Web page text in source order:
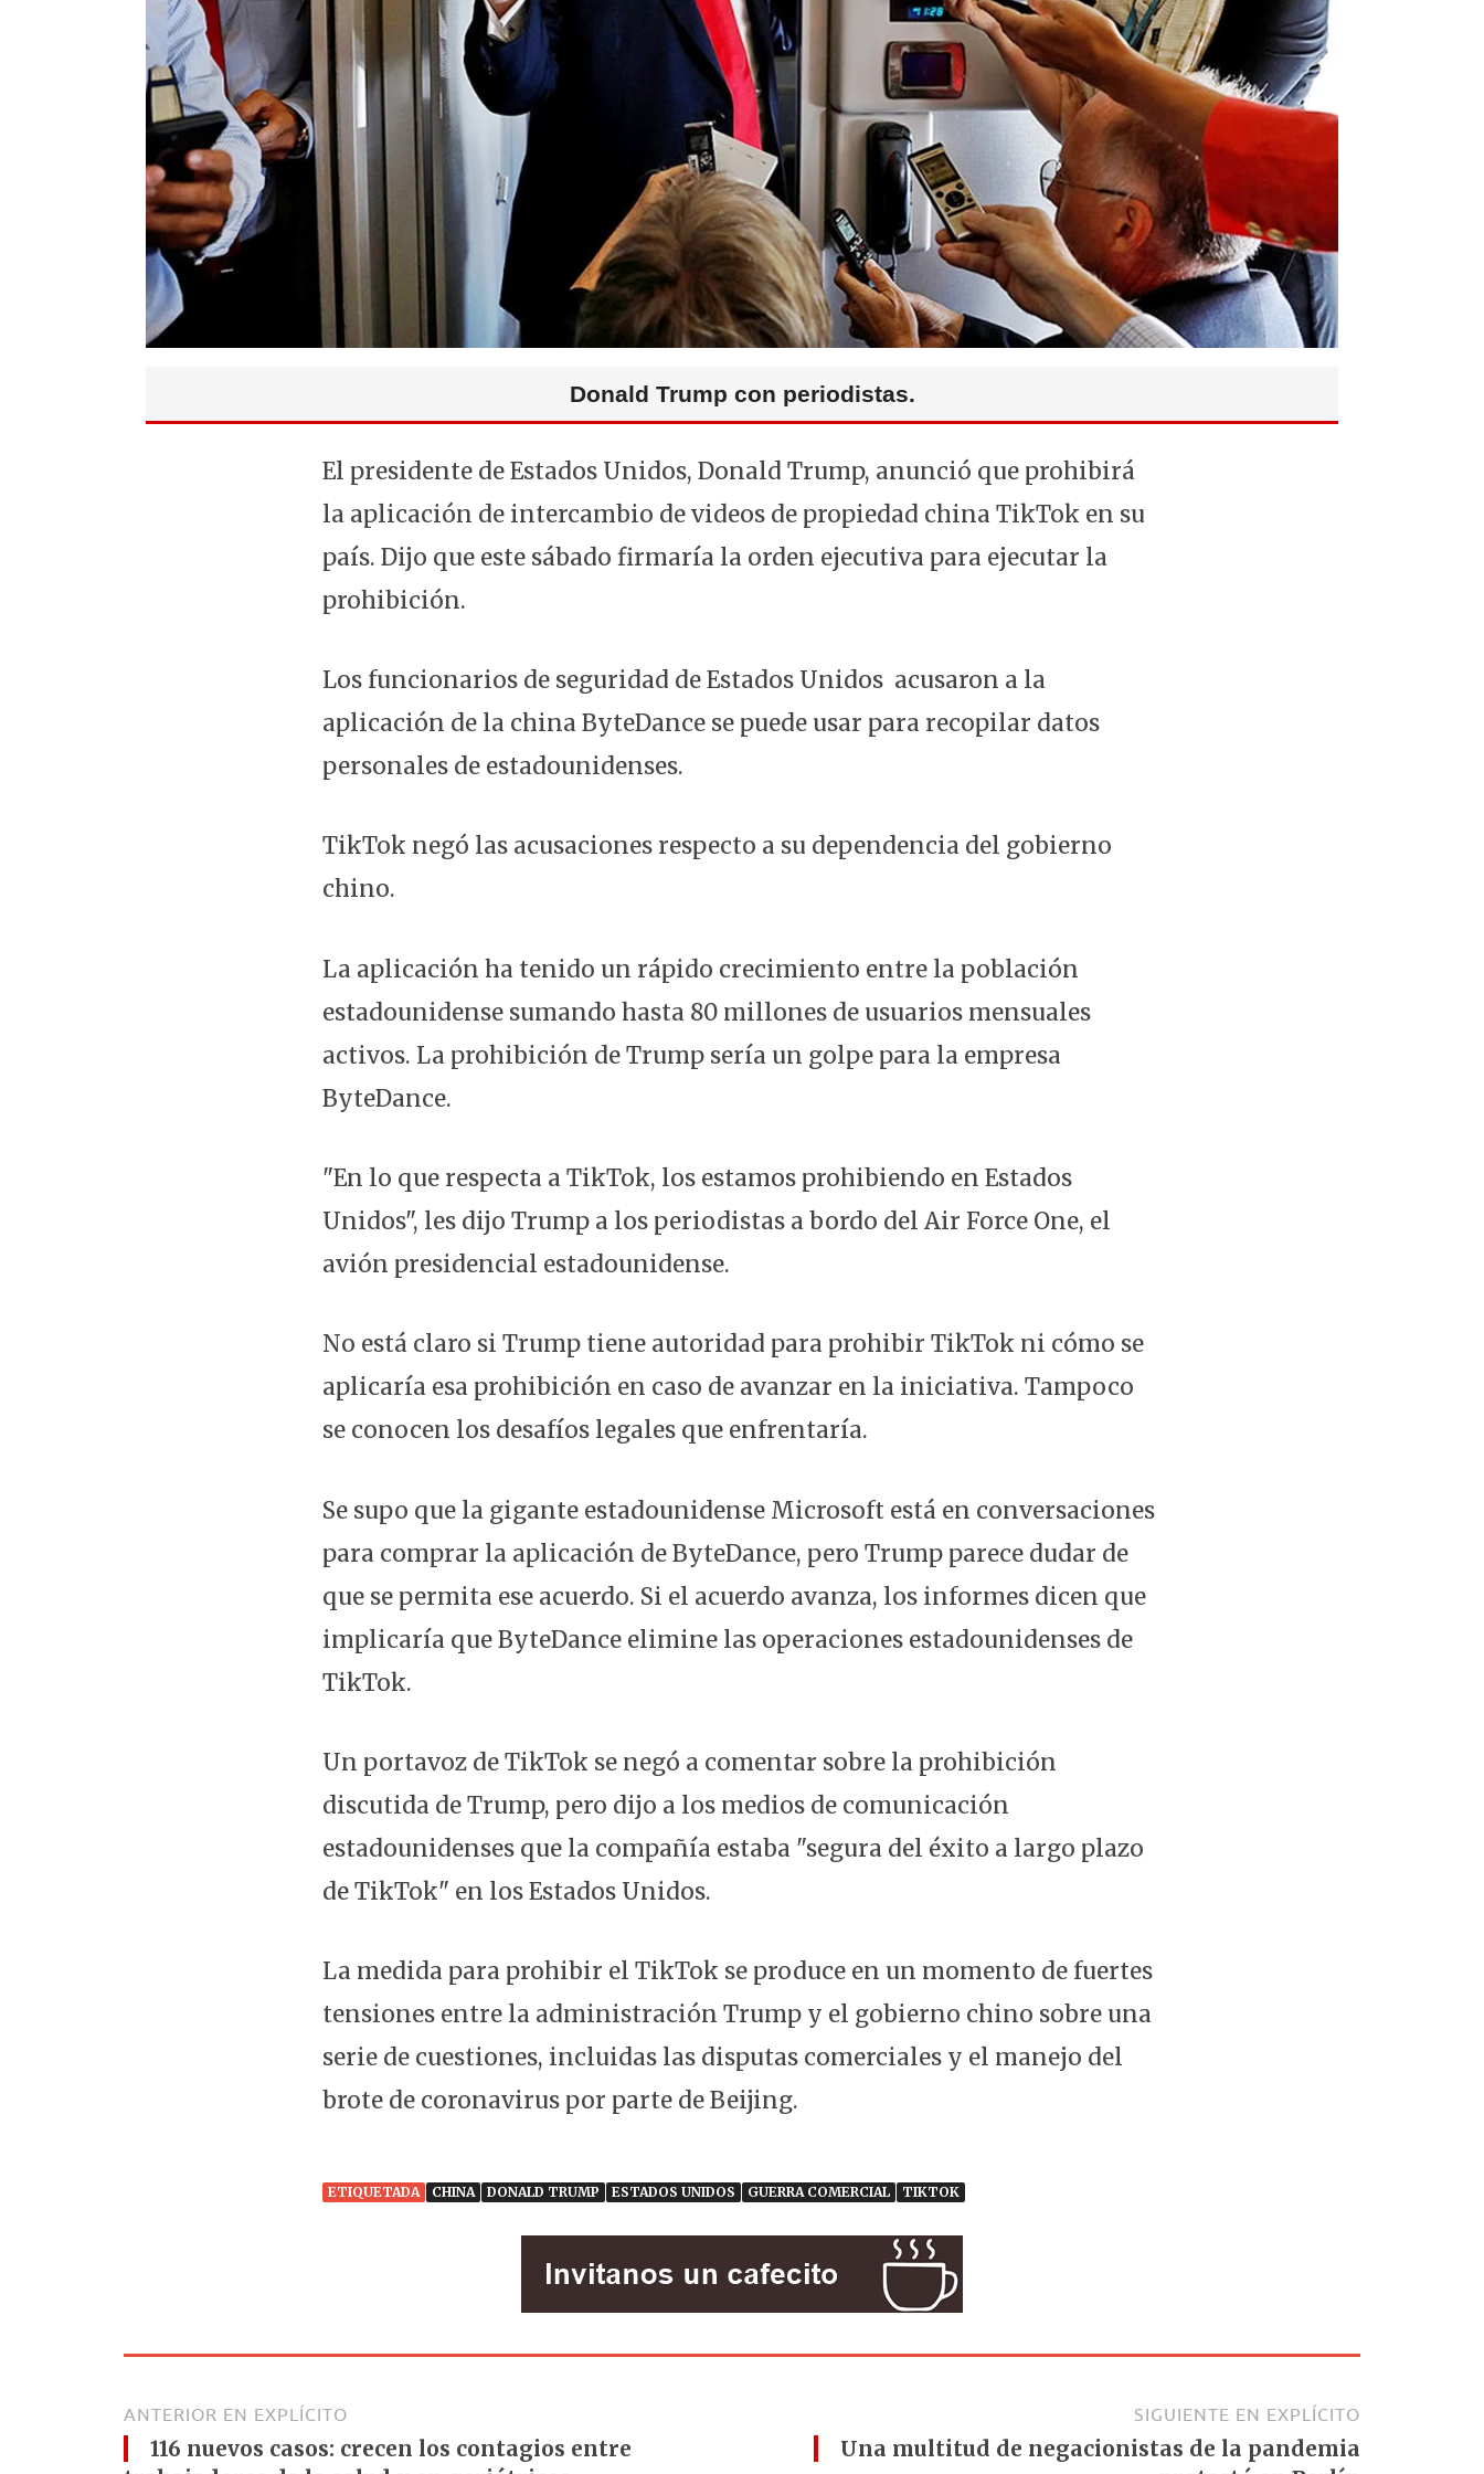
Donald Trump con periodistas.
El presidente de Estados Unidos, Donald Trump, anunció que prohibirá
la aplicación de intercambio de videos de propiedad china TikTok en su
país. Dijo que este sábado firmaría la orden ejecutiva para ejecutar la
prohibición.
Los funcionarios de seguridad de Estados Unidos acusaron a la
aplicación de la china ByteDance se puede usar para recopilar datos
personales de estadounidenses.
TikTok negó las acusaciones respecto a su dependencia del gobierno
chino.
La aplicación ha tenido un rápido crecimiento entre la población
estadounidense sumando hasta 80 millones de usuarios mensuales
activos. La prohibición de Trump sería un golpe para la empresa
ByteDance.
"En lo que respecta a TikTok, los estamos prohibiendo en Estados
Unidos", les dijo Trump a los periodistas a bordo del Air Force One, el
avión presidencial estadounidense.
No está claro si Trump tiene autoridad para prohibir TikTok ni cómo se
aplicaría esa prohibición en caso de avanzar en la iniciativa. Tampoco
se conocen los desafíos legales que enfrentaría.
Se supo que la gigante estadounidense Microsoft está en conversaciones
para comprar la aplicación de ByteDance, pero Trump parece dudar de
que se permita ese acuerdo. Si el acuerdo avanza, los informes dicen que
implicaría que ByteDance elimine las operaciones estadounidenses de
TikTok.
Un portavoz de TikTok se negó a comentar sobre la prohibición
discutida de Trump, pero dijo a los medios de comunicación
estadounidenses que la compañía estaba "segura del éxito a largo plazo
de TikTok" en los Estados Unidos.
La medida para prohibir el TikTok se produce en un momento de fuertes
tensiones entre la administración Trump y el gobierno chino sobre una
serie de cuestiones, incluidas las disputas comerciales y el manejo del
brote de coronavirus por parte de Beijing.
ETIQUETADA CHINA DONALD TRUMP ESTADOS UNIDOS GUERRA COMERCIAL TIKTOK
ANTERIOR EN EXPLÍCITO
116 nuevos casos: crecen los contagios entre
SIGUIENTE EN EXPLÍCITO
Una multitud de negacionistas de la pandemia